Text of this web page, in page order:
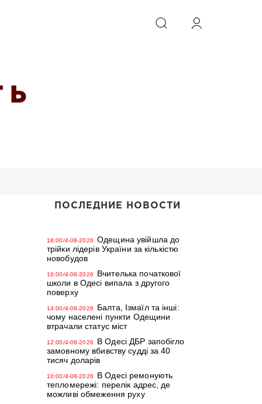
ИСКАТЬ
Ь
ПОСЛЕДНИЕ НОВОСТИ
18:00/4-08-2026
Одещина увійшла до
трійки лідерів України за кількістю
новобудов
16:00/4-08-2026
Вчителька початкової
школи в Одесі випала з другого
поверху
14:00/4-08-2026
Балта, Ізмаїл та інші:
чому населені пункти Одещини
втрачали статус міст
12:00/4-08-2026
В Одесі ДБР запобігло
замовному вбивству судді за 40
тисяч доларів
10:00/4-08-2026
В Одесі ремонують
тепломережі: перелік адрес, де
можливі обмеження руху